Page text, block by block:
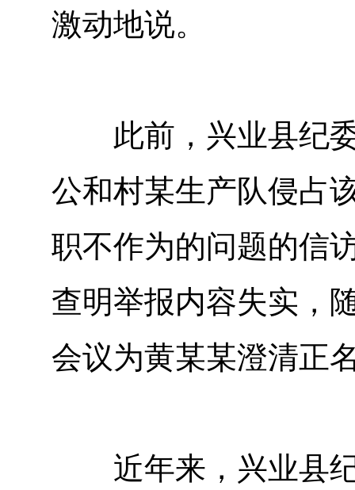
激动地说。
此前，兴业县纪委
公和村某生产队侵占
职不作为的问题的信
查明举报内容失实，
会议为黄某某澄清正
近年来，兴业县纪